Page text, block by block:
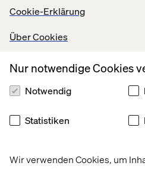
Cookie-Erklärung
Über Cookies
Wir verwenden Cookies, um
Nur notwendige Cookies
Notwendig
Statistiken
Lassen Sie